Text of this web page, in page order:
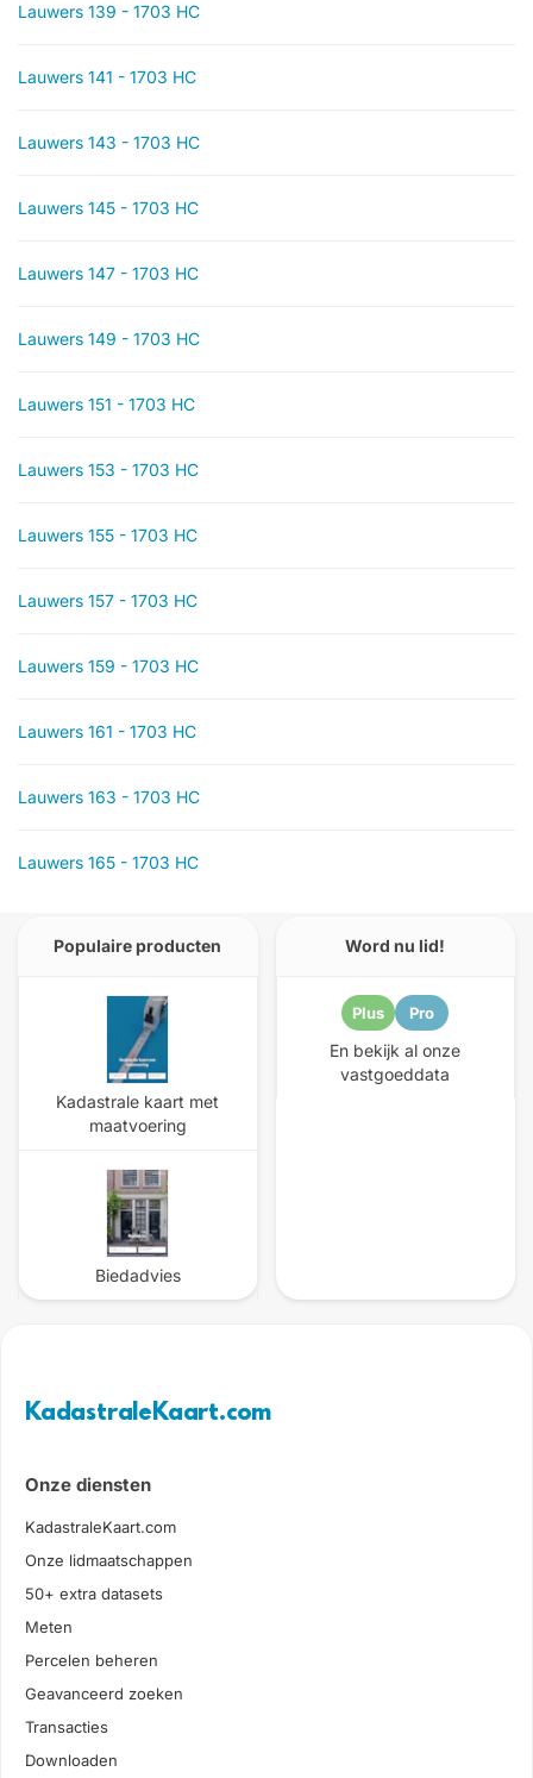
Lauwers 139 - 1703 HC
Lauwers 141 - 1703 HC
Lauwers 143 - 1703 HC
Lauwers 145 - 1703 HC
Lauwers 147 - 1703 HC
Lauwers 149 - 1703 HC
Lauwers 151 - 1703 HC
Lauwers 153 - 1703 HC
Lauwers 155 - 1703 HC
Lauwers 157 - 1703 HC
Lauwers 159 - 1703 HC
Lauwers 161 - 1703 HC
Lauwers 163 - 1703 HC
Lauwers 165 - 1703 HC
Populaire producten
Kadastrale kaart met
maatvoering
Biedadvies
Word nu lid!
Plus Pro
En bekijk al onze
vastgoeddata
KadastraleKaart.com
Onze diensten
KadastraleKaart.com
Onze lidmaatschappen
50+ extra datasets
Meten
Percelen beheren
Geavanceerd zoeken
Transacties
Downloaden